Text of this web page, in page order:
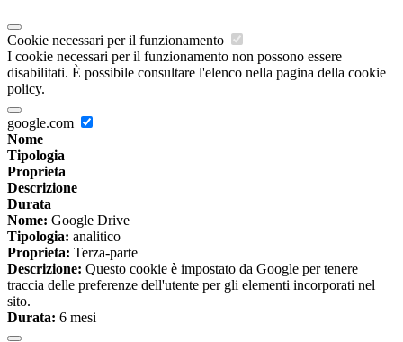
Cookie necessari per il funzionamento
I cookie necessari per il funzionamento non possono essere
disabilitati. È possibile consultare l'elenco nella pagina della cookie
policy.
google.com
Nome
Tipologia
Proprieta
Descrizione
Durata
Nome: Google Drive
Tipologia: analitico
Proprieta: Terza-parte
Descrizione: Questo cookie è impostato da Google per tenere
traccia delle preferenze dell'utente per gli elementi incorporati nel
sito.
Durata: 6 mesi